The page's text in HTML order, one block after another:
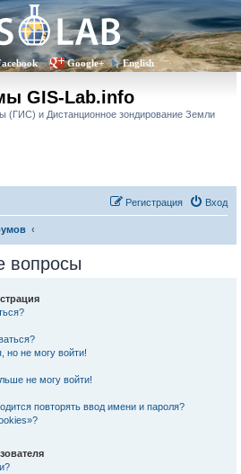
Google+ English
GIS-Lab.info
(ГИС) и Дистанционное зондирование Земли
Вход
Регистрация
вопросы
но не могу войти!
не могу войти!
повторять ввод имени и пароля?